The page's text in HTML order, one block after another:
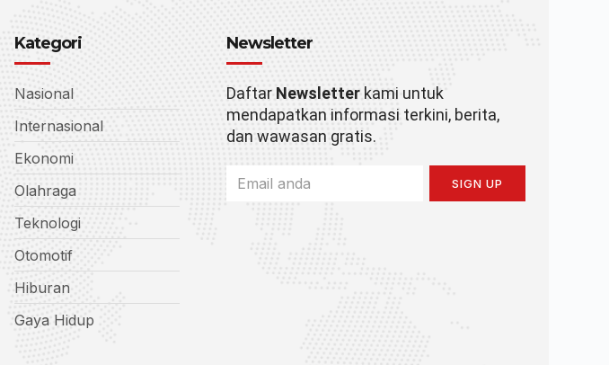
Kategori
Nasional
Internasional
Ekonomi
Olahraga
Teknologi
Otomotif
Hiburan
Gaya Hidup
Newsletter
Daftar Newsletterkami untuk
mendapatkan informasi terkini, berita,
dan wawasan gratis.
SIGN UP